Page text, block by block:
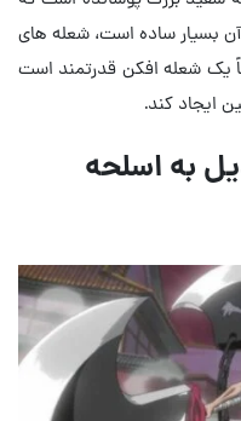
بسیار ساده است، شعله های
یک شعله افکن قدرتمند است
ایجاد کند.
به اسلحه